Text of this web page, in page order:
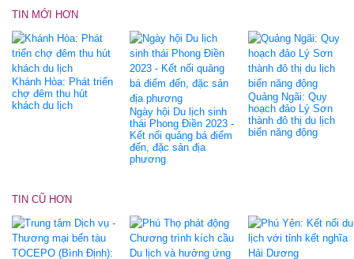
TIN MỚI HƠN
Khánh Hòa: Phát triển
chợ đêm thu hút
khách du lịch
Ngày hội Du lịch sinh
thái Phong Ðiền 2023 -
Kết nối quảng bá điểm
đến, đặc sản địa
phương
Quảng Ngãi: Quy
hoạch đảo Lý Sơn
thành đô thị du lịch
biển năng động
TIN CŨ HƠN